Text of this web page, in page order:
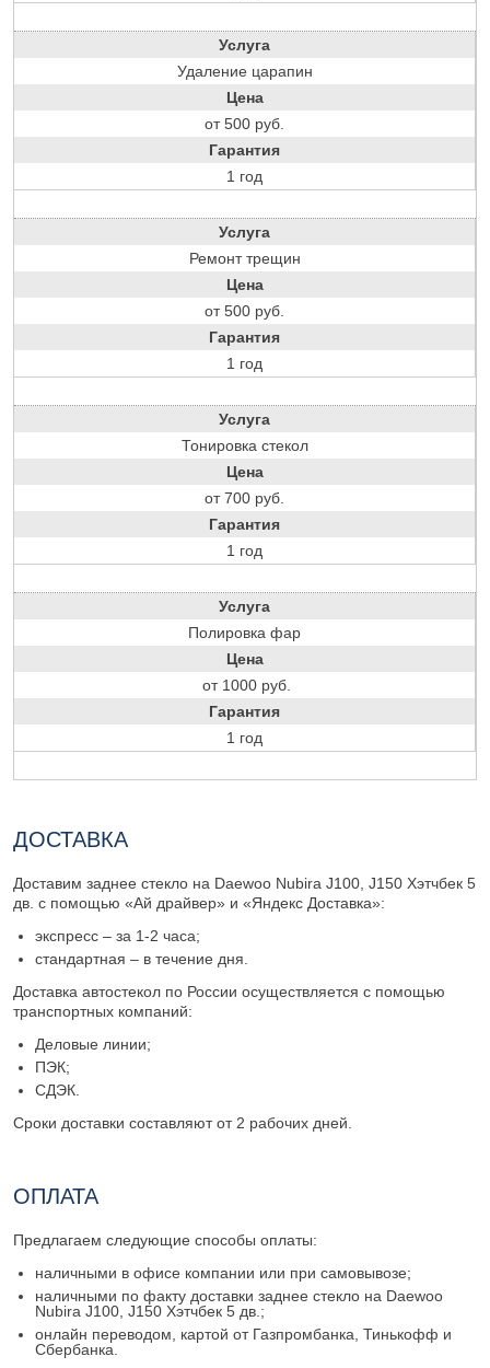
Услуга
Удаление царапин
Цена
от 500 руб.
Гарантия
1 год
Услуга
Ремонт трещин
Цена
от 500 руб.
Гарантия
1 год
Услуга
Тонировка стекол
Цена
от 700 руб.
Гарантия
1 год
Услуга
Полировка фар
Цена
от 1000 руб.
Гарантия
1 год
ДОСТАВКА
Доставим заднее стекло на Daewoo Nubira J100, J150 Хэтчбек 5
дв. с помощью «Ай драйвер» и «Яндекс Доставка»:
экспресс – за 1-2 часа;
стандартная – в течение дня.
Доставка автостекол по России осуществляется с помощью
транспортных компаний:
Деловые линии;
ПЭК;
СДЭК.
Сроки доставки составляют от 2 рабочих дней.
ОПЛАТА
Предлагаем следующие способы оплаты:
наличными в офисе компании или при самовывозе;
наличными по факту доставки заднее стекло на Daewoo
Nubira J100, J150 Хэтчбек 5 дв.;
онлайн переводом, картой от Газпромбанка, Тинькофф и
Сбербанка.